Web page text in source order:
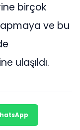
birçok
ve bu
ulaşıldı.